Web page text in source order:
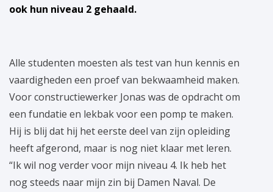
ook hun niveau 2 gehaald.
Alle studenten moesten als test van hun kennis en
vaardigheden een proef van bekwaamheid maken.
Voor constructiewerker Jonas was de opdracht om
een fundatie en lekbak voor een pomp te maken.
Hij is blij dat hij het eerste deel van zijn opleiding
heeft afgerond, maar is nog niet klaar met leren.
“Ik wil nog verder voor mijn niveau 4. Ik heb het
nog steeds naar mijn zin bij Damen Naval. De